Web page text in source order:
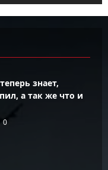
знает,
а так же что и
0